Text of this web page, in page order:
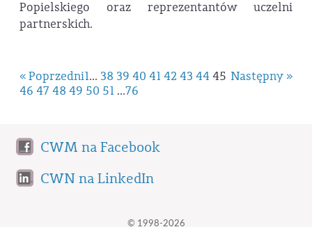
Popielskiego oraz reprezentantów uczelni
partnerskich.
« Poprzedni Następny »
1... 38 39 40 41 42 43 44 45
46 47 48 49 50 51 ...76
CWM na Facebook
CWN na LinkedIn
© 1998-2026